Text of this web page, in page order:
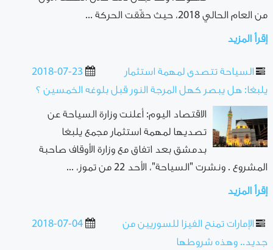
من العام الحالي 2018، حيث حقّقت الحركة ...
إقرأ المزيد
2018-07-23
السياحة تتصدى لمهمة استثمار
يلبغا: هل يبصر كهل المرجة النور قبل بلوغه الخمسين ؟
الاقتصاد اليوم: أعلنت وزارة السياحة عن
تصديها لمهمة استثمار مجمع يلبغا
بدمشق بعد اتفاق مع وزارة الأوقاف صاحبة
المشروع . ونشرت "السياحة"، الأحد 22 من تموز، ...
إقرأ المزيد
2018-07-04
الإمارات تمنح الفيزا للسوريين من
جديد.. وهذه شروطها